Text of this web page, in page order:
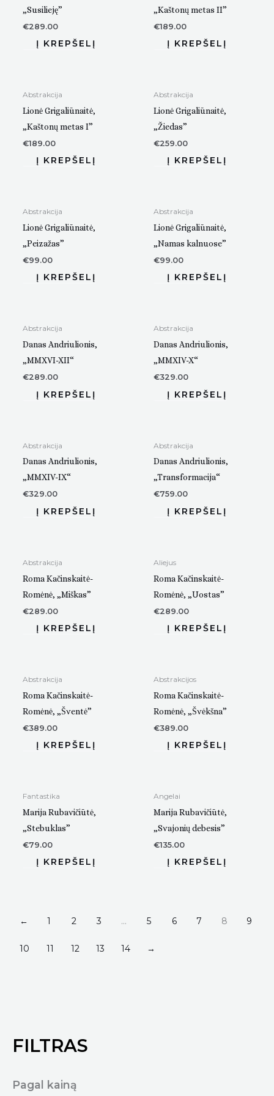
FILTRAS
Pagal kainą
„Susilieję”
€289.00
„Kaštonų metas II”
€189.00
Abstrakcija
Lionė Grigaliūnaitė,
„Kaštonų metas I”
€189.00
Abstrakcija
Lionė Grigaliūnaitė,
„Žiedas”
€259.00
Abstrakcija
Lionė Grigaliūnaitė,
„Peizažas”
€99.00
Abstrakcija
Lionė Grigaliūnaitė,
„Namas kalnuose”
€99.00
Abstrakcija
Danas Andriulionis,
„MMXVI-XII“
€289.00
Abstrakcija
Danas Andriulionis,
„MMXIV-X“
€329.00
Abstrakcija
Danas Andriulionis,
„MMXIV-IX“
€329.00
Abstrakcija
Danas Andriulionis,
„Transformacija“
€759.00
Abstrakcija
Roma Kačinskaitė-
Romėnė, „Miškas”
€289.00
Aliejus
Roma Kačinskaitė-
Romėnė, „Uostas”
€289.00
Abstrakcija
Roma Kačinskaitė-
Romėnė, „Šventė”
€389.00
Abstrakcijos
Roma Kačinskaitė-
Romėnė, „Švėkšna”
€389.00
Fantastika
Marija Rubavičiūtė,
„Stebuklas”
€79.00
Angelai
Marija Rubavičiūtė,
„Svajonių debesis”
€135.00
← 1 2 3 … 5 6 7 8 9
10 11 12 13 14 →